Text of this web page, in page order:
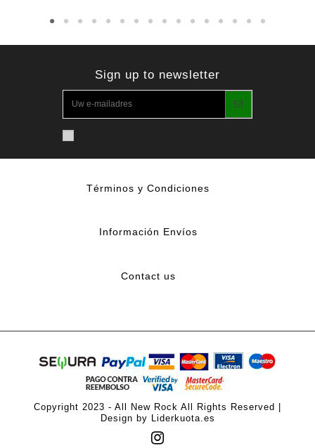
Sign up to newsletter
Términos y Condiciones
Información Envíos
Contact us
Copyright 2023 - All New Rock All Rights Reserved |
Design by Liderkuota.es